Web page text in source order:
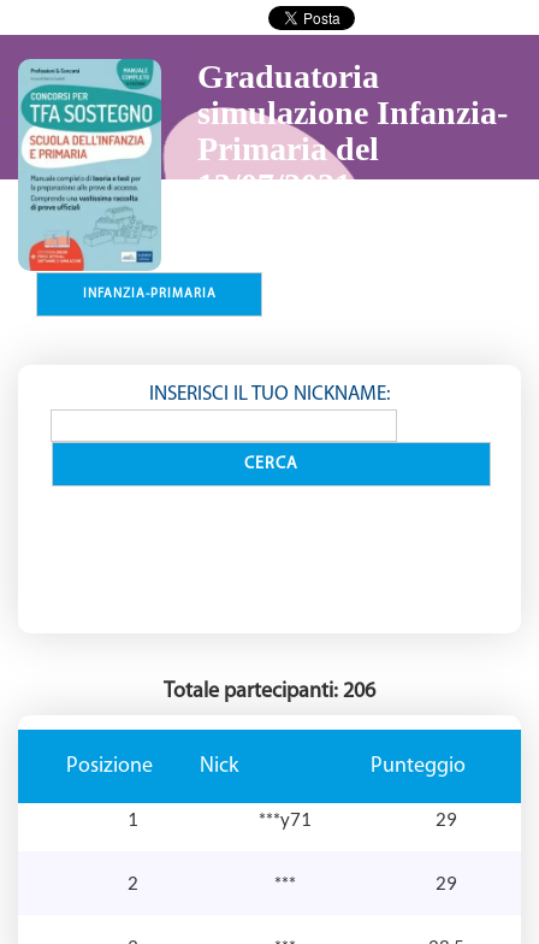
Graduatoria
simulazione Infanzia-
Primaria del
13/07/2021
INSERISCI IL TUO NICKNAME:
Totale partecipanti: 206
Posizione Nick Punteggio
1 ***y71 29
2 *** 29